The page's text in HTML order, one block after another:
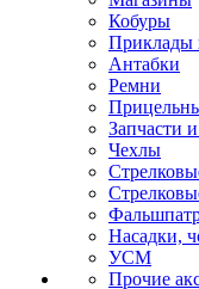
Кобуры
Приклады
Антабки
Ремни
Запчасти
Чехлы
Насадки,
УСМ
Прочие